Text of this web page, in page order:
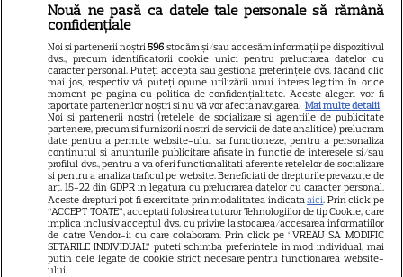
VEDETE STRĂINE
Suri Cruise nu mai folosește
numele lui Tom Cruise.
Alegerea făcută în onoarea lui
Katie Holmes
17
VEDETE STRĂINE
Amal Clooney începe ziua cu
supă de alge! Dieta simplă și
rutina de sport a soției lui
George Clooney
Nouă ne pasă ca datele tale personale să rămână
confidențiale
Noi și partenerii noștri596 stocăm și/sau accesăm informații pe dispozitivul
dvs., precum identificatorii cookie unici pentru prelucrarea datelor cu
caracter personal. Puteți accepta sau gestiona preferințele dvs. făcând clic
mai jos, respectiv vă puteți opune utilizării unui interes legitim în orice
moment pe pagina cu politica de confidențialitate. Aceste alegeri vor fi
raportate partenerilor noștri și nu vă vor afecta navigarea. Mai multe detalii
Noi si partenerii nostri (retelele de socializare si agentiile de publicitate
partenere, precum si furnizorii nostri de servicii de date analitice) prelucram
date pentru a permite website-ului sa functioneze, pentru a personaliza
continutul si anunturile publicitare afisate in functie de interesele si/sau
profilul dvs., pentru a va oferi functionalitati aferente retelelor de socializare
si pentru a analiza traficul pe website. Beneficiati de drepturile prevazute de
art. 15-22 din GDPR in legatura cu prelucrarea datelor cu caracter personal.
Aceste drepturi pot fi exercitate prin modalitatea indicataaici. Prin click pe
“ACCEPT TOATE”, acceptati folosirea tuturor Tehnologiilor de tip Cookie, care
implica inclusiv acceptul dvs. cu privire la stocarea/accesarea informatiilor
de catre Vendor-ii cu care colaboram. Prin click pe “VREAU SA MODIFIC
SETARILE INDIVIDUAL” puteti schimba preferintele in mod individual, mai
putin cele legate de cookie strict necesare pentru functionarea website-
ului.